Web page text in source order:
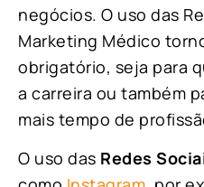
negócios. O uso das
Marketing Médico
obrigatório, seja para
a carreira ou também
mais tempo de
O uso das Redes